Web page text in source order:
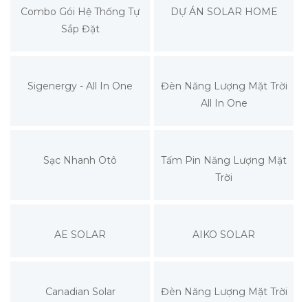
Combo Gói Hệ Thống Tự
Sắp Đặt
DỰ ÁN SOLAR HOME
Sigenergy - All In One
Đèn Năng Lượng Mặt Trời
All In One
Sạc Nhanh Otô
Tấm Pin Năng Lượng Mặt
Trời
AE SOLAR AIKO SOLAR
Canadian Solar
Đèn Năng Lượng Mặt Trời